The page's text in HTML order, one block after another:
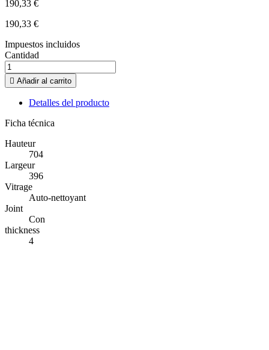
190,33 €
190,33 €
Impuestos incluidos
Cantidad
 Añadir al carrito
Detalles del producto
Ficha técnica
Hauteur
704
Largeur
396
Vitrage
Auto-nettoyant
Joint
Con
thickness
4